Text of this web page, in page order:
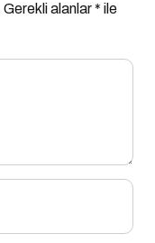
Gerekli alanlar* ile